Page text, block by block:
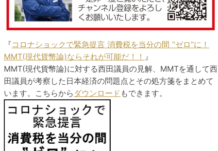
『コロナショックで緊急提言 消費税を当分の間 ‟ゼロ”に！
MMT(現代貨幣論)ならそれが可能だ！！ 』
MMT(現代貨幣論)に対する西田議員の見解、MMTを通して西
田議員が考察した日本経済の問題点とその処方箋をまとめて
います。こちらから ダウンロード もできます。